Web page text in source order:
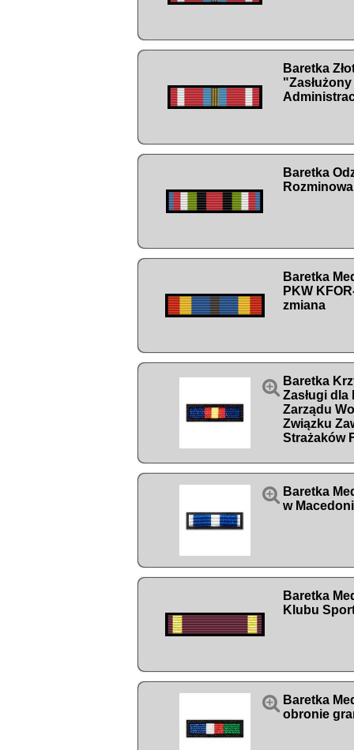
Baretka
Baretka
Baretka
PKW
zmiana
 Baretka
Zasługi
Zarządu
Związku
Strażaków
 Baretka
w
Baretka
Klubu
 Baretka
obronie